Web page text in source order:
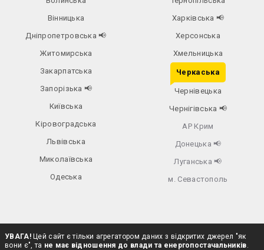
Вінницька
Дніпропетровська📢
Житомирська
Закарпатська
Запорізька 📢
Київська
Кіровоградська
Львівська
Миколаївська
Одеська
Харківська 📢
Херсонська
Хмельницька
Черкаська
Чернівецька
Чернігівська 📢
АР Крим
Донецька 📢
Луганська 📢
м. Севастополь
УВАГА!Цей сайт є тільки агрегатором даних з відкритих джерел "як
вони є", та не має відношення до влади та енергопостачальників.